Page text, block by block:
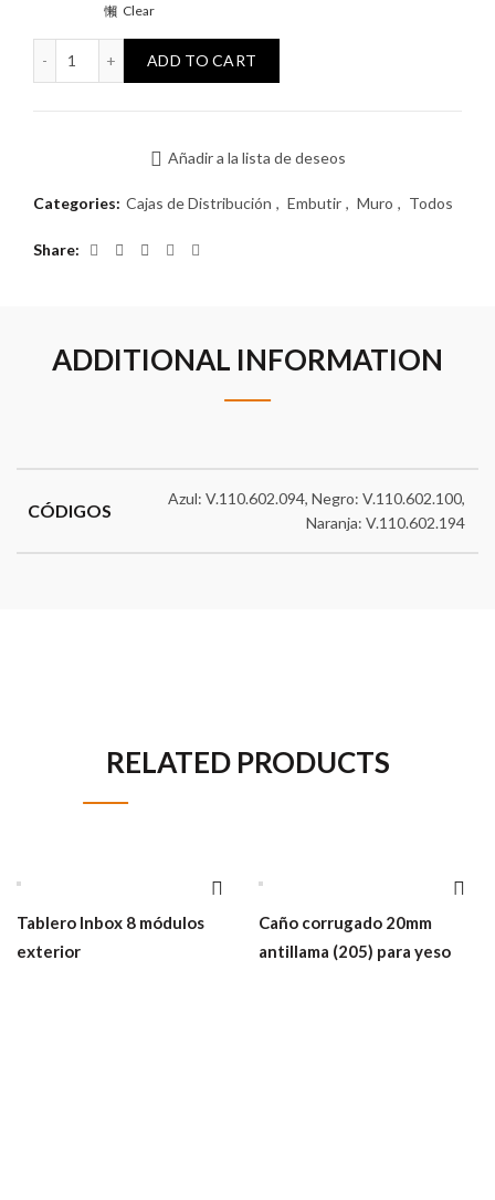
Clear
ADD TO CART
Añadir a la lista de deseos
Categories: Cajas de Distribución , Embutir , Muro , Todos
Share
ADDITIONAL INFORMATION
CÓDIGOS
Azul: V.110.602.094, Negro: V.110.602.100,
Naranja: V.110.602.194
RELATED PRODUCTS
Tablero Inbox 8 módulos
exterior
Caño corrugado 20mm
antillama (205) para yeso